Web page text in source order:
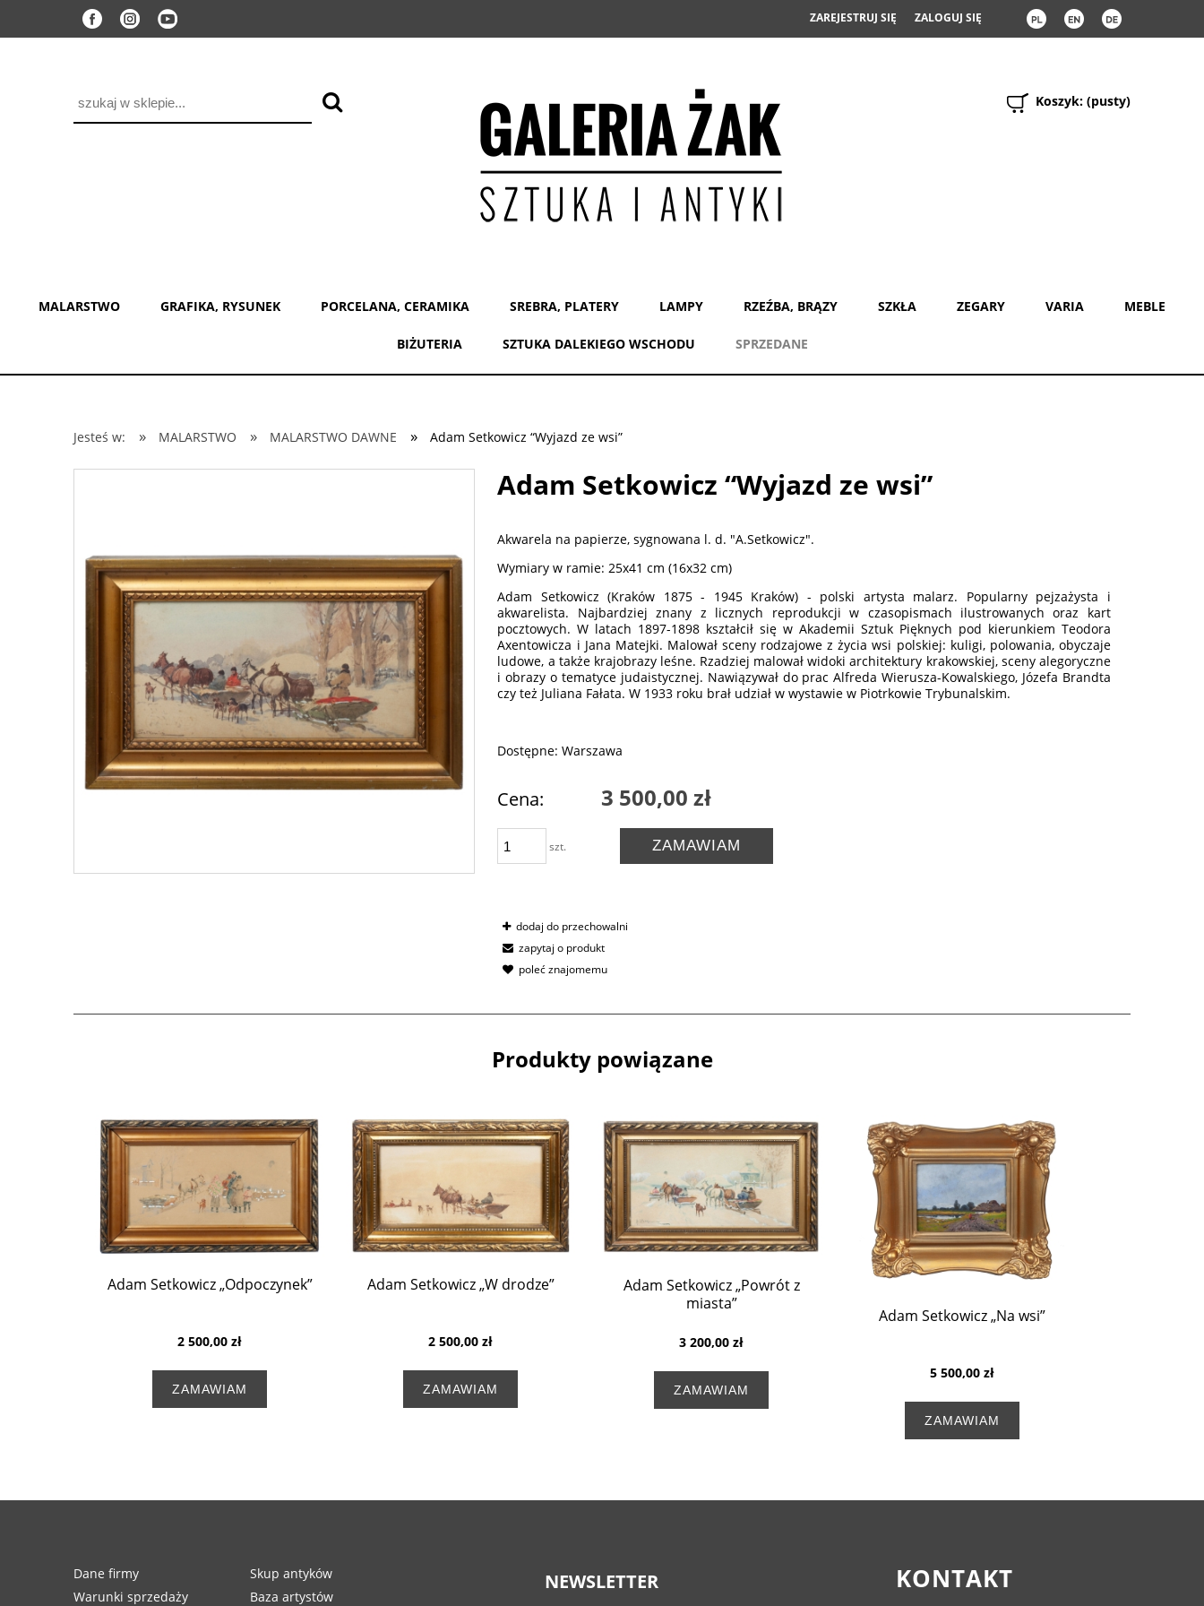
ZAREJESTRUJ SIĘ ZALOGUJ SIĘ
Koszyk: (pusty)
MALARSTWO GRAFIKA, RYSUNEK PORCELANA, CERAMIKA SREBRA, PLATERY LAMPY RZEŹBA, BRĄZY SZKŁA ZEGARY VARIA MEBLE
BIŻUTERIA SZTUKA DALEKIEGO WSCHODU SPRZEDANE
Jesteś w: » MALARSTWO » MALARSTWO DAWNE » Adam Setkowicz “Wyjazd ze wsi”
Adam Setkowicz “Wyjazd ze wsi”
Akwarela na papierze, sygnowana l. d. "A.Setkowicz".
Wymiary w ramie: 25x41 cm (16x32 cm)
Adam Setkowicz (Kraków 1875 - 1945 Kraków) - polski artysta malarz. Popularny pejzażysta i
akwarelista. Najbardziej znany z licznych reprodukcji w czasopismach ilustrowanych oraz kart
pocztowych. W latach 1897-1898 kształcił się w Akademii Sztuk Pięknych pod kierunkiem Teodora
Axentowicza i Jana Matejki. Malował sceny rodzajowe z życia wsi polskiej: kuligi, polowania, obyczaje
ludowe, a także krajobrazy leśne. Rzadziej malował widoki architektury krakowskiej, sceny alegoryczne
i obrazy o tematyce judaistycznej. Nawiązywał do prac Alfreda Wierusza-Kowalskiego, Józefa Brandta
czy też Juliana Fałata. W 1933 roku brał udział w wystawie w Piotrkowie Trybunalskim.
Dostępne: Warszawa
Cena: 3 500,00 zł
szt. ZAMAWIAM
dodaj do przechowalni
zapytaj o produkt
poleć znajomemu
Produkty powiązane
Adam Setkowicz „Odpoczynek”
2 500,00 zł
ZAMAWIAM
Adam Setkowicz „W drodze”
2 500,00 zł
ZAMAWIAM
Adam Setkowicz „Powrót z
miasta”
3 200,00 zł
ZAMAWIAM
Adam Setkowicz „Na wsi”
5 500,00 zł
ZAMAWIAM
Dane firmy
Warunki sprzedaży
Skup antyków
Baza artystów
NEWSLETTER KONTAKT